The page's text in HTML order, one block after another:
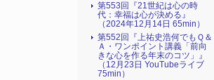
第553回『21世紀は心の時
代：幸福は心が決める』
（2024年12月14日 65min）
第552回『上祐史浩何でもＱ＆
Ａ・ワンポイント講義「前向
きな心を作る年末のコツ」』
（12月23日 YouTubeライブ
75min）